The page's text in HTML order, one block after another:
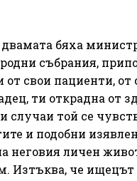
бяха
събрания,
от свои пациенти,
ти открадна от
случаи той се
и подобни
неговия личен
Изтъква, че